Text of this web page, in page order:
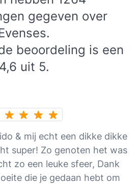
gegeven over
beoordeling is een
4,6 uit 5.
& mij echt een dikke dikke
super! Zo genoten het was
zo een leuke sfeer, Dank
die je gedaan hebt om